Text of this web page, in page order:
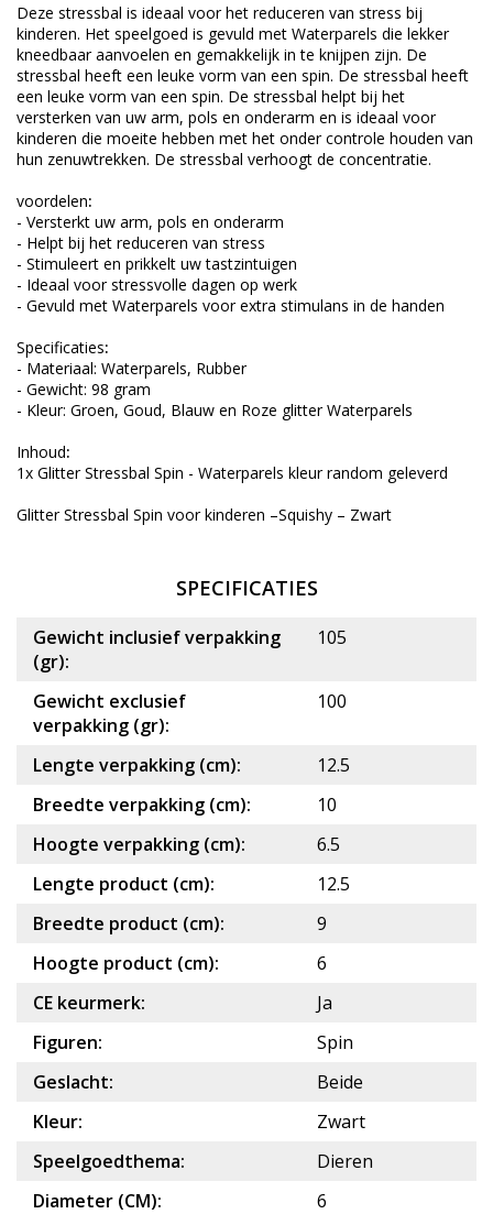
Deze stressbal is ideaal voor het reduceren van stress bij
kinderen. Het speelgoed is gevuld met Waterparels die lekker
kneedbaar aanvoelen en gemakkelijk in te knijpen zijn. De
stressbal heeft een leuke vorm van een spin. De stressbal heeft
een leuke vorm van een spin. De stressbal helpt bij het
versterken van uw arm, pols en onderarm en is ideaal voor
kinderen die moeite hebben met het onder controle houden van
hun zenuwtrekken. De stressbal verhoogt de concentratie.
voordelen:
- Versterkt uw arm, pols en onderarm
- Helpt bij het reduceren van stress
- Stimuleert en prikkelt uw tastzintuigen
- Ideaal voor stressvolle dagen op werk
- Gevuld met Waterparels voor extra stimulans in de handen
Specificaties:
- Materiaal: Waterparels, Rubber
- Gewicht: 98 gram
- Kleur: Groen, Goud, Blauw en Roze glitter Waterparels
Inhoud:
1x Glitter Stressbal Spin - Waterparels kleur random geleverd
Glitter Stressbal Spin voor kinderen –Squishy – Zwart
SPECIFICATIES
Gewicht inclusief verpakking
(gr):
105
Gewicht exclusief
verpakking (gr):
100
Lengte verpakking (cm):
12.5
Breedte verpakking (cm):
10
Hoogte verpakking (cm):
6.5
Lengte product (cm):
12.5
Breedte product (cm):
9
Hoogte product (cm):
6
CE keurmerk:
Ja
Figuren:
Spin
Geslacht:
Beide
Kleur:
Zwart
Speelgoedthema:
Dieren
Diameter (CM):
6